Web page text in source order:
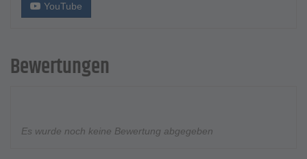
YouTube
Bewertungen
Es wurde noch keine Bewertung abgegeben